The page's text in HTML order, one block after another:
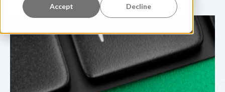
Accept Decline